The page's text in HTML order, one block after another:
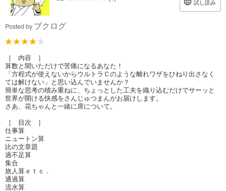
試し読み
Posted by ブクログ
［ 内容 ］
算数と聞いただけで苦痛になるあなた！
「方程式が使えないからウルトラＣのような離れワザをひねり出さなく
ては解けない」と思い込んでいませんか？
簡単な思考の積み重ねに、ちょっとした工夫を織り込むだけでサーッと
世界が開ける快感をさんじゅつまんがお届けします。
さあ、花ちゃんと一緒に席について。
［ 目次 ］
仕事算
ニュートン算
比の文章題
過不足算
集合
旅人算ｅｔｃ．
通過算
流水算